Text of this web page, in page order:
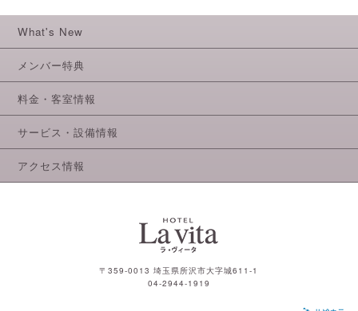
What's New
メンバー特典
料金・客室情報
サービス・設備情報
アクセス情報
〒359-0013 埼玉県所沢市大字城611-1
04-2944-1919